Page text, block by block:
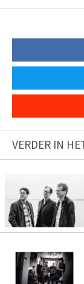
VERDER IN